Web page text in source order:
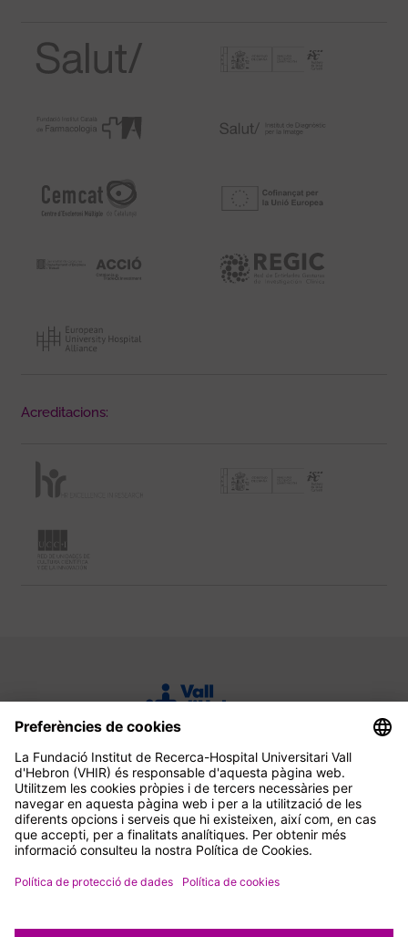
Acreditacions: